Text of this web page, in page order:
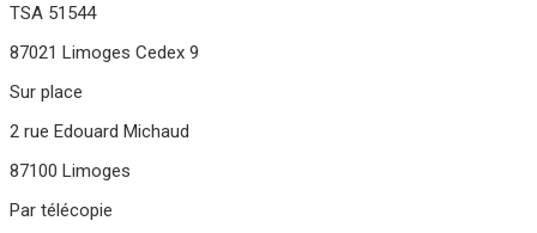
TSA 51544
87021 Limoges Cedex 9
Sur place
2 rue Edouard Michaud
87100 Limoges
Par télécopie